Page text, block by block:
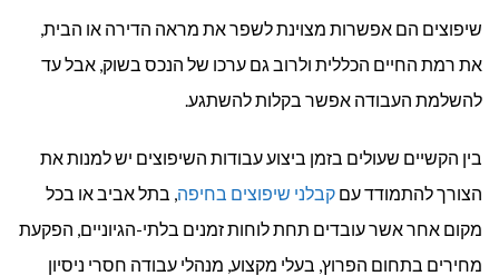
את
שיפוצים הם אפשרות מצוינת לשפר את מראה הדירה או הבית,
את רמת החיים הכללית ולרוב גם ערכו של הנכס בשוק, אבל עד
להשלמת העבודה אפשר בקלות להשתגע.
בין הקשיים שעולים בזמן ביצוע עבודות השיפוצים יש למנות את
הצורך להתמודד עם קבלני שיפוצים בחיפה, בתל אביב או בכל
מקום אחר אשר עובדים תחת לוחות זמנים בלתי-הגיוניים, הפקעת
מחירים בתחום הפרוץ, בעלי מקצוע, מנהלי עבודה חסרי ניסיון